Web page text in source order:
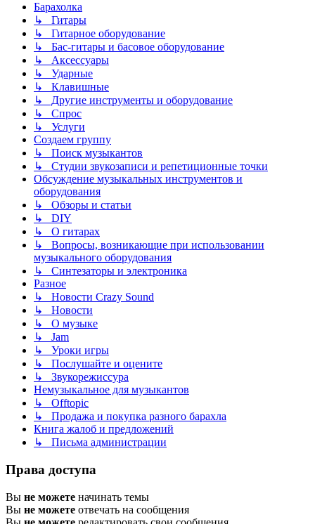
Барахолка
↳ Гитары
↳ Гитарное оборудование
↳ Бас-гитары и басовое оборудование
↳ Аксессуары
↳ Ударные
↳ Клавишные
↳ Другие инструменты и оборудование
↳ Спрос
↳ Услуги
Создаем группу
↳ Поиск музыкантов
↳ Студии звукозаписи и репетиционные точки
Обсуждение музыкальных инструментов и
оборудования
↳ Обзоры и статьи
↳ DIY
↳ О гитарах
↳ Вопросы, возникающие при использовании
музыкального оборудования
↳ Синтезаторы и электроника
Разное
↳ Новости Crazy Sound
↳ Новости
↳ О музыке
↳ Jam
↳ Уроки игры
↳ Послушайте и оцените
↳ Звукорежиссура
Немузыкальное для музыкантов
↳ Offtopic
↳ Продажа и покупка разного барахла
Книга жалоб и предложений
↳ Письма администрации
Права доступа
Вы не можете начинать темы
Вы не можете отвечать на сообщения